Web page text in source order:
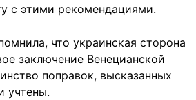
с этими рекомендациями.
что украинская сторона
заключение Венецианской
поправок, высказанных
учтены.